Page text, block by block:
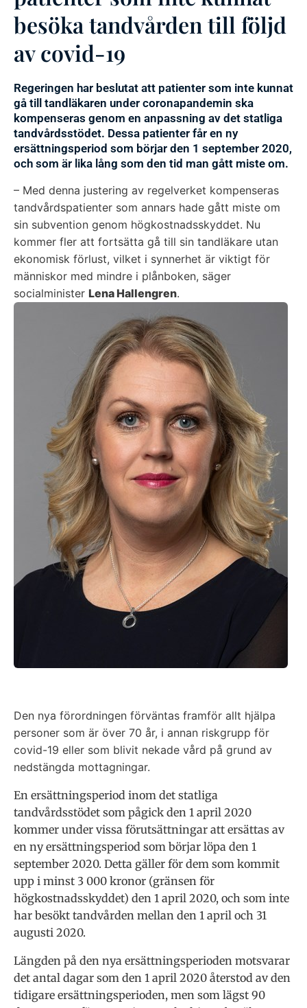
besöka tandvården till följd
av covid-19
Regeringen har beslutat att patienter som inte kunnat
gå till tandläkaren under coronapandemin ska
kompenseras genom en anpassning av det statliga
tandvårdsstödet. Dessa patienter får en ny
ersättningsperiod som börjar den 1 september 2020,
och som är lika lång som den tid man gått miste om.
– Med denna justering av regelverket kompenseras
tandvårdspatienter som annars hade gått miste om
sin subvention genom högkostnadsskyddet. Nu
kommer fler att fortsätta gå till sin tandläkare utan
ekonomisk förlust, vilket i synnerhet är viktigt för
människor med mindre i plånboken, säger
socialminister Lena Hallengren.
Den nya förordningen förväntas framför allt hjälpa
personer som är över 70 år, i annan riskgrupp för
covid-19 eller som blivit nekade vård på grund av
nedstängda mottagningar.
En ersättningsperiod inom det statliga
tandvårdsstödet som pågick den 1 april 2020
kommer under vissa förutsättningar att ersättas av
en ny ersättningsperiod som börjar löpa den 1
september 2020. Detta gäller för dem som kommit
upp i minst 3 000 kronor (gränsen för
högkostnadsskyddet) den 1 april 2020, och som inte
har besökt tandvården mellan den 1 april och 31
augusti 2020.
Längden på den nya ersättningsperioden motsvarar
det antal dagar som den 1 april 2020 återstod av den
tidigare ersättningsperioden, men som lägst 90